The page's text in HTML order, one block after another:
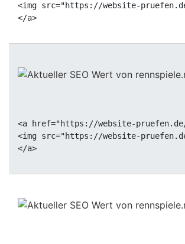
<img src="https://website-
<a href="https://website-
<img src="https://website-